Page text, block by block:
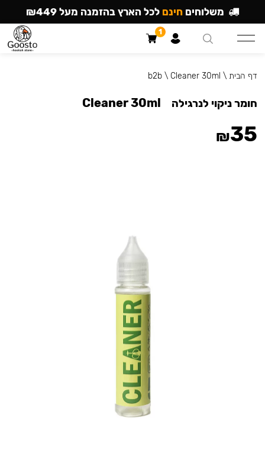
דף הבית \
b2b\ Cleaner 30ml
חומר ניקוי לנרגילה Cleaner 30ml
₪35
משלוחים חינם לכל הארץ בהזמנה מעל ₪449
1